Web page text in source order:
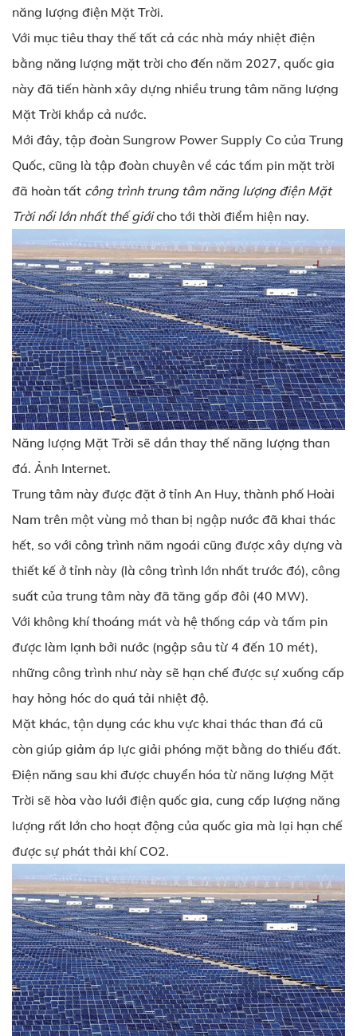
năng lượng điện Mặt Trời.
Với mục tiêu thay thế tất cả các nhà máy nhiệt điện
bằng năng lượng mặt trời cho đến năm 2027, quốc gia
này đã tiến hành xây dựng nhiều trung tâm năng lượng
Mặt Trời khắp cả nước.
Mới đây, tập đoàn Sungrow Power Supply Co của Trung
Quốc, cũng là tập đoàn chuyên về các tấm pin mặt trời
đã hoàn tất công trình trung tâm năng lượng điện Mặt
Trời nổi lớn nhất thế giớicho tới thời điểm hiện nay.
Năng lượng Mặt Trời sẽ dần thay thế năng lượng than
đá. Ảnh Internet.
Trung tâm này được đặt ở tỉnh An Huy, thành phố Hoài
Nam trên một vùng mỏ than bị ngập nước đã khai thác
hết, so với công trình năm ngoái cũng được xây dựng và
thiết kế ở tỉnh này (là công trình lớn nhất trước đó), công
suất của trung tâm này đã tăng gấp đôi (40 MW).
Với không khí thoáng mát và hệ thống cáp và tấm pin
được làm lạnh bởi nước (ngập sâu từ 4 đến 10 mét),
những công trình như này sẽ hạn chế được sự xuống cấp
hay hỏng hóc do quá tải nhiệt độ.
Mặt khác, tận dụng các khu vực khai thác than đá cũ
còn giúp giảm áp lực giải phóng mặt bằng do thiếu đất.
Điện năng sau khi được chuyển hóa từ năng lượng Mặt
Trời sẽ hòa vào lưới điện quốc gia, cung cấp lượng năng
lượng rất lớn cho hoạt động của quốc gia mà lại hạn chế
được sự phát thải khí CO2.